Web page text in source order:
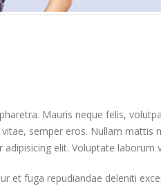
Mauris neque felis,
semper eros. Nullam mattis
elit. Voluptate laborum
et fuga repudiandae deleniti